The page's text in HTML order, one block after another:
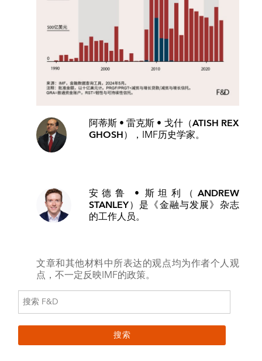
阿蒂斯 • 雷克斯 • 戈什（ATISH REX
GHOSH） ，IMF历史学家。
安德鲁 • 斯坦利（ANDREW
STANLEY）是《金融与发展》杂志
的工作人员。
文章和其他材料中所表达的观点均为作者个人观
点，不一定反映IMF的政策。